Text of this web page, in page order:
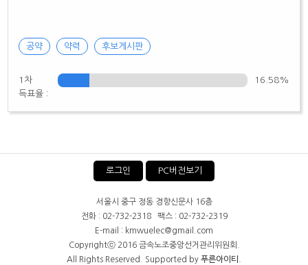
공약 약력 후보게시판
1차
득표율 :
16.58%
로그인 PC버전보기
서울시 중구 정동 경향신문사 16층
전화 : 02-732-2318 팩스 : 02-732-2319
E-mail : kmwuelec@gmail.com
Copyrightⓒ 2016 금속노조중앙선거관리위원회.
All Rights Reserved. Supported by 푸른아이티.